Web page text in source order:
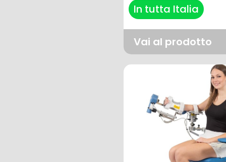
In tutta Italia
Vai al prodotto